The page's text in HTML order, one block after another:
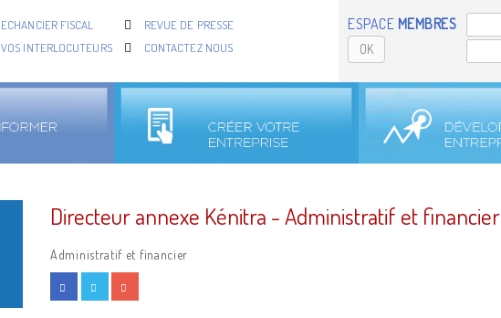
ECHANCIER FISCAL
REVUE DE PRESSE
VOS INTERLOCUTEURS
CONTACTEZ NOUS
ESPACE MEMBRES
OK
Directeur annexe Kénitra - Administratif et financier
Administratif et financier